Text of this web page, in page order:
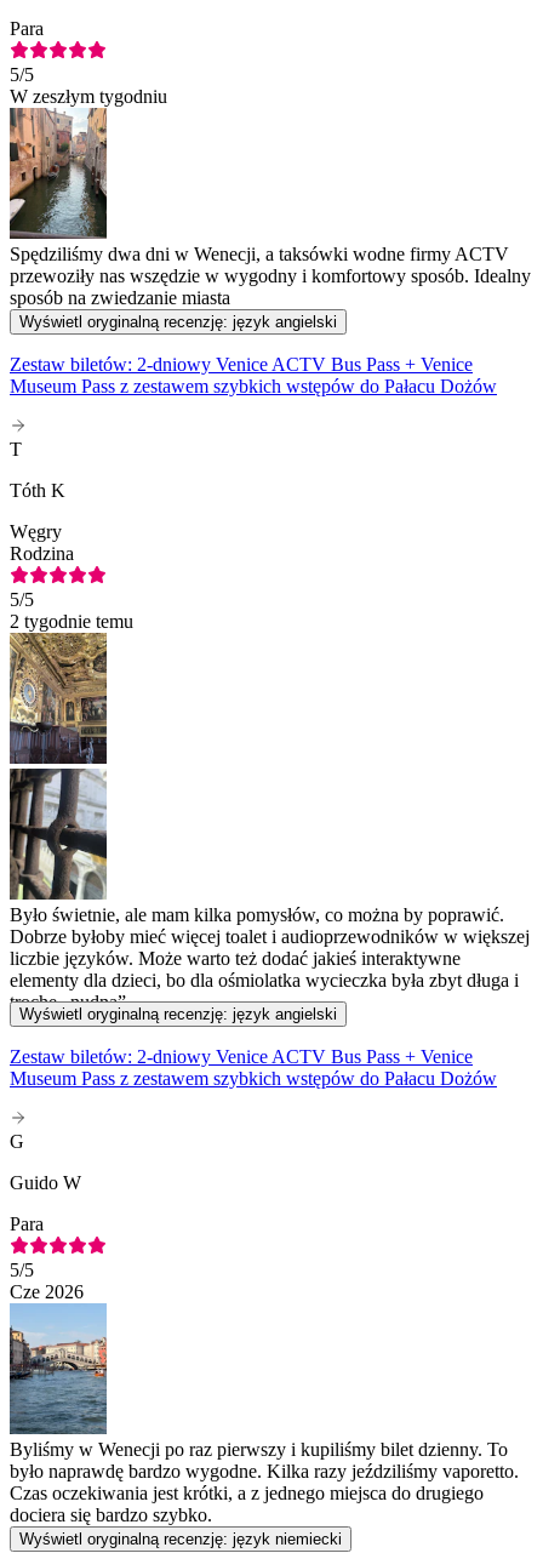
Para
5/5
W zeszłym tygodniu
Spędziliśmy dwa dni w Wenecji, a taksówki wodne firmy ACTV
przewoziły nas wszędzie w wygodny i komfortowy sposób. Idealny
sposób na zwiedzanie miasta
Wyświetl oryginalną recenzję: język angielski
Zestaw biletów: 2-dniowy Venice ACTV Bus Pass + Venice
Museum Pass z zestawem szybkich wstępów do Pałacu Dożów
T
Tóth K
Węgry
Rodzina
5/5
2 tygodnie temu
Było świetnie, ale mam kilka pomysłów, co można by poprawić.
Dobrze byłoby mieć więcej toalet i audioprzewodników w większej
liczbie języków. Może warto też dodać jakieś interaktywne
elementy dla dzieci, bo dla ośmiolatka wycieczka była zbyt długa i
trochę „nudna”.
Wyświetl oryginalną recenzję: język angielski
Zestaw biletów: 2-dniowy Venice ACTV Bus Pass + Venice
Museum Pass z zestawem szybkich wstępów do Pałacu Dożów
G
Guido W
Para
5/5
Cze 2026
Byliśmy w Wenecji po raz pierwszy i kupiliśmy bilet dzienny. To
było naprawdę bardzo wygodne. Kilka razy jeździliśmy vaporetto.
Czas oczekiwania jest krótki, a z jednego miejsca do drugiego
dociera się bardzo szybko.
Wyświetl oryginalną recenzję: język niemiecki